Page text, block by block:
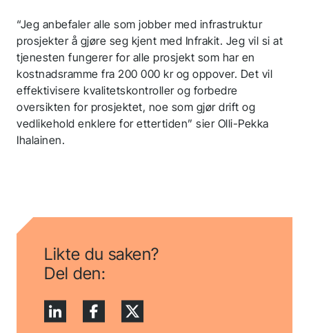
“Jeg anbefaler alle som jobber med infrastruktur
prosjekter å gjøre seg kjent med Infrakit. Jeg vil si at
tjenesten fungerer for alle prosjekt som har en
kostnadsramme fra 200 000 kr og oppover. Det vil
effektivisere kvalitetskontroller og forbedre
oversikten for prosjektet, noe som gjør drift og
vedlikehold enklere for ettertiden” sier Olli-Pekka
Ihalainen.
Likte du saken?
Del den: